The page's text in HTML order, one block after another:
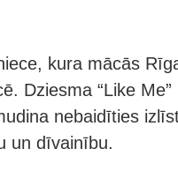
kura mācās
Dziesma “Like
nebaidīties
un dīvainību.